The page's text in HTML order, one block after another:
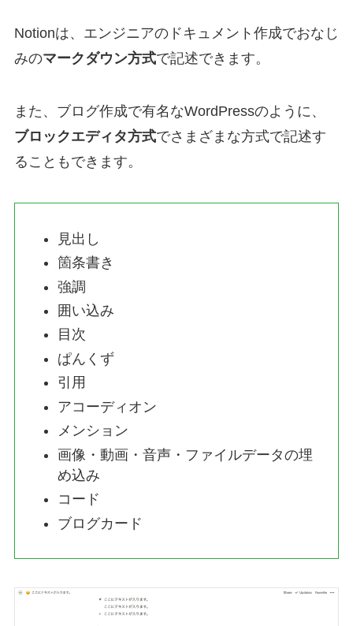
Notionは、エンジニアのドキュメント作成でおなじ
みのマークダウン方式で記述できます。
また、ブログ作成で有名なWordPressのように、
ブロックエディタ方式でさまざまな方式で記述す
ることもできます。
見出し
箇条書き
強調
囲い込み
目次
ぱんくず
引用
アコーディオン
メンション
画像・動画・音声・ファイルデータの埋
め込み
コード
ブログカード